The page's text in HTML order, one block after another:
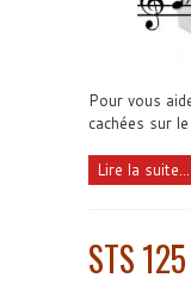
Pour vous
cachées sur
Lire la suite...
STS 125